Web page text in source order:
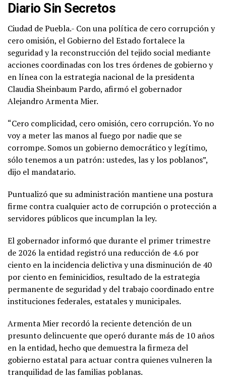
Diario Sin Secretos
Ciudad de Puebla.- Con una política de cero corrupción y
cero omisión, el Gobierno del Estado fortalece la
seguridad y la reconstrucción del tejido social mediante
acciones coordinadas con los tres órdenes de gobierno y
en línea con la estrategia nacional de la presidenta
Claudia Sheinbaum Pardo, afirmó el gobernador
Alejandro Armenta Mier.
“Cero complicidad, cero omisión, cero corrupción. Yo no
voy a meter las manos al fuego por nadie que se
corrompe. Somos un gobierno democrático y legítimo,
sólo tenemos a un patrón: ustedes, las y los poblanos”,
dijo el mandatario.
Puntualizó que su administración mantiene una postura
firme contra cualquier acto de corrupción o protección a
servidores públicos que incumplan la ley.
El gobernador informó que durante el primer trimestre
de 2026 la entidad registró una reducción de 4.6 por
ciento en la incidencia delictiva y una disminución de 40
por ciento en feminicidios, resultado de la estrategia
permanente de seguridad y del trabajo coordinado entre
instituciones federales, estatales y municipales.
Armenta Mier recordó la reciente detención de un
presunto delincuente que operó durante más de 10 años
en la entidad, hecho que demuestra la firmeza del
gobierno estatal para actuar contra quienes vulneren la
tranquilidad de las familias poblanas.